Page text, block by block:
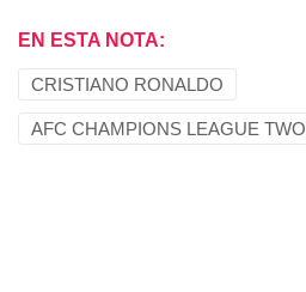
EN ESTA NOTA:
CRISTIANO RONALDO
AFC CHAMPIONS LEAGUE TWO